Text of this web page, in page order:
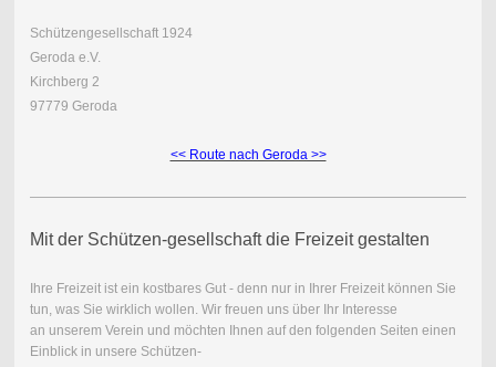
Schützengesellschaft 1924
Geroda e.V.
Kirchberg 2
97779 Geroda
<< Route nach Geroda >>
Mit der Schützen-gesellschaft die Freizeit gestalten
Ihre Freizeit ist ein kostbares Gut - denn nur in Ihrer Freizeit können Sie
tun, was Sie wirklich wollen. Wir freuen uns über Ihr Interesse
an unserem Verein und möchten Ihnen auf den folgenden Seiten einen
Einblick in unsere Schützen-